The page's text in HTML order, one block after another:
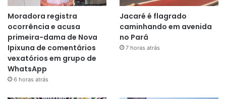
Moradora registra
ocorrência e acusa
primeira-dama de Nova
Ipixuna de comentários
vexatórios em grupo de
WhatsApp
6 horas atrás
Jacaré é flagrado
caminhando em avenida
no Pará
7 horas atrás